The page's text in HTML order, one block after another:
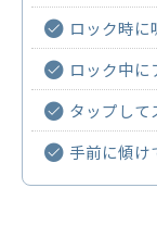
ロック時に
ロック中に
タップして
手前に傾け